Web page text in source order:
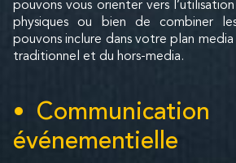
pouvons vous orienter vers
physiques ou bien de combiner
pouvons inclure dans votre plan
traditionnel et du hors-media.
Communication
événementielle